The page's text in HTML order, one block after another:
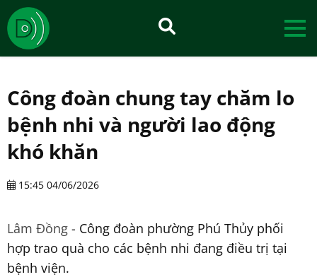
Công đoàn chung tay chăm lo
bệnh nhi và người lao động
khó khăn
15:45 04/06/2026
Lâm Đồng - Công đoàn phường Phú Thủy phối
hợp trao quà cho các bệnh nhi đang điều trị tại
bệnh viện.